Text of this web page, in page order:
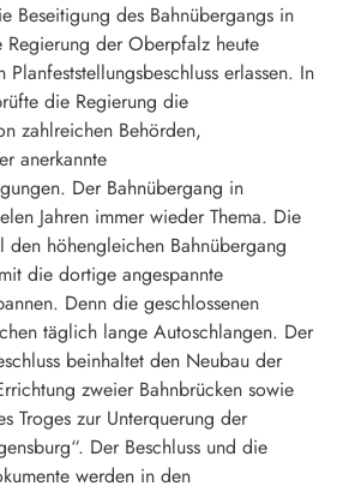
Beseitigung des Bahnübergangs in
der Oberpfalz heute
erlassen. In
die Regierung die
zahlreichen Behörden,
anerkannte
Der Bahnübergang in
Jahren immer wieder Thema. Die
den höhengleichen Bahnübergang
die dortige angespannte
Denn die geschlossenen
täglich lange Autoschlangen. Der
beinhaltet den Neubau der
zweier Bahnbrücken sowie
Troges zur Unterquerung der
Der Beschluss und die
werden in den